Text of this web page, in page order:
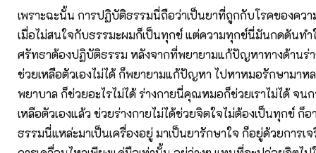
เพราะฉะนั้น การปฏิบัติธรรมนี่ถือว่าเป็นยาที่ถูกกับโรคของคว
เมื่อไม่สนใจกับธรรมะผมก็เป็นทุกข์ แต่ความทุกข์นี่มันกดดันทำ
ศรัทธาต้องปฏิบัติธรรม หลังจากที่พยายามแก้ปัญหาทางด้านร่
ช่วยเหลือตัวเองไม่ได้ ก็พยายามแก้ปัญหา ไปหาหมอรักษามาห
พยาบาล ก็ช่วยอะไรไม่ได้ ร่างกายนี่คุณหมอก็ช่วยเราไม่ได้ จนก
เหลือตัวเองแล้ว ช่วยร่างกายไม่ได้ช่วยจิตใจไม่ต้องเป็นทุกข์ ก็
ธรรมนี่แหล่ะมาเป็นเครื่องอยู่ มาเป็นยารักษาใจ ก็อยู่ด้วยการเ